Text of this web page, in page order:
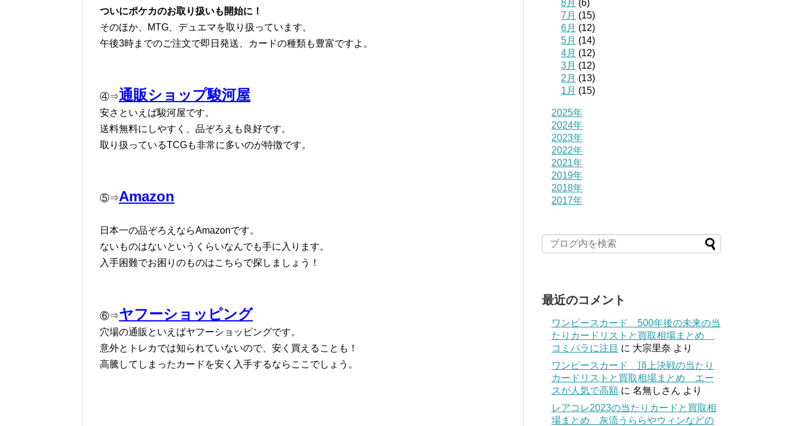
ついにポケカのお取り扱いも開始に！
そのほか、MTG、デュエマを取り扱っています。
午後3時までのご注文で即日発送、カードの種類も豊富ですよ。
④⇒通販ショップ駿河屋
安さといえば駿河屋です。
送料無料にしやすく、品ぞろえも良好です。
取り扱っているTCGも非常に多いのが特徴です。
⑤⇒Amazon
日本一の品ぞろえならAmazonです。
ないものはないというくらいなんでも手に入ります。
入手困難でお困りのものはこちらで探しましょう！
⑥⇒ヤフーショッピング
穴場の通販といえばヤフーショッピングです。
意外とトレカでは知られていないので、安く買えることも！
高騰してしまったカードを安く入手するならここでしょう。
8月 (6)
7月 (15)
6月 (12)
5月 (14)
4月 (12)
3月 (12)
2月 (13)
1月 (15)
2025年
2024年
2023年
2022年
2021年
2019年
2018年
2017年
最近のコメント
ワンピースカード 500年後の未来の当
たりカードリストと買取相場まとめ
コミパラに注目 に 大宗里奈 より
ワンピースカード 頂上決戦の当たり
カードリストと買取相場まとめ エー
スが人気で高額 に 名無しさん より
レアコレ2023の当たりカードと買取相
場まとめ 灰流うららやウィンなどの